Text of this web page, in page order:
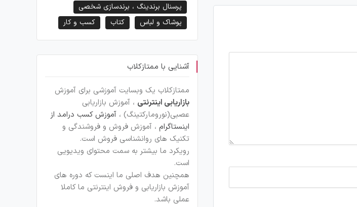
پرسنال برندینگ ، برندسازی شخصی
پوشاک و لباس
کتاب کسب و کار
آشنایی با ممتازکلاب
ممتازکلاب یک وبسایت آموزشی برای آموزش
بازاریابی اینترنتی ، آموزش بازاریابی
عصبی(نورومارکتینگ) ،آموزش کسب درامد از
اینستاگرام ، آموزش فروش و فروشندگی و
تکنیک های روانشناسی فروش است.
رویکرد ما بیشتر به سمت محتوای ویدیویی
است.
همچنین هدف اصلی ما اینست که دوره های
آموزش بازاریابی و فروش اینترنتی ما کاملا
عملی باشد.